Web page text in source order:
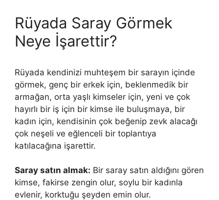
Rüyada Saray Görmek
Neye İşarettir?
Rüyada kendinizi muhteşem bir sarayın içinde
görmek, genç bir erkek için, beklenmedik bir
armağan, orta yaşlı kimseler için, yeni ve çok
hayırlı bir iş için bir kimse ile buluşmaya, bir
kadın için, kendisinin çok beğenip zevk alacağı
çok neşeli ve eğlenceli bir toplantıya
katılacağına işarettir.
Saray satın almak: Bir saray satın aldığını gören
kimse, fakirse zengin olur, soylu bir kadınla
evlenir, korktuğu şeyden emin olur.